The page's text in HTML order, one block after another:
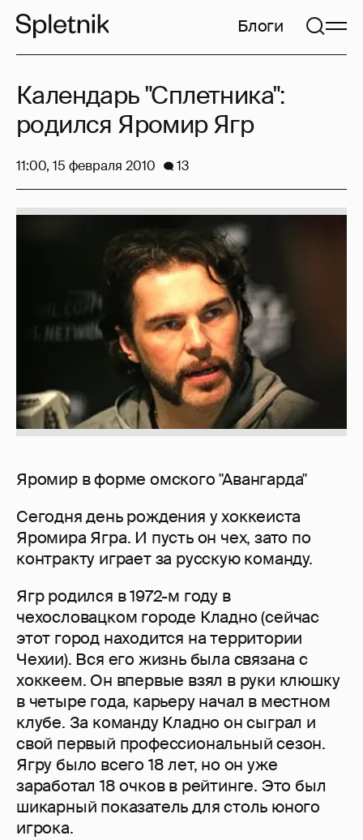
Блоги
Яромир в форме омского "Авангарда"
Сегодня день рождения у хоккеиста
Яромира Ягра. И пусть он чех, зато по
контракту играет за русскую команду.
Ягр родился в 1972-м году в
чехословацком городе Кладно (сейчас
этот город находится на территории
Чехии). Вся его жизнь была связана с
хоккеем. Он впервые взял в руки клюшку
в четыре года, карьеру начал в местном
клубе. За команду Кладно он сыграл и
свой первый профессиональный сезон.
Ягру было всего 18 лет, но он уже
заработал 18 очков в рейтинге. Это был
шикарный показатель для столь юного
игрока.
Календарь "Сплетника":
родился Яромир Ягр
11:00, 15 февраля 2010 13